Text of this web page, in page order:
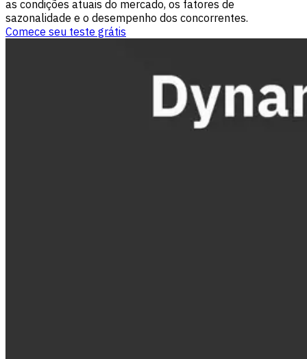
as condições atuais do mercado, os fatores de
sazonalidade e o desempenho dos concorrentes.
Comece seu teste grátis